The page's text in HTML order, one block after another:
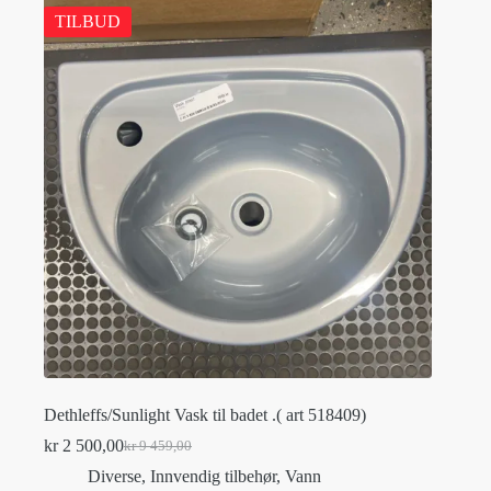
TILBUD
Dethleffs/Sunlight Vask til badet .( art 518409)
kr9 459,00
Original
price
kr2 500,00Current
price
Diverse, Innvendig tilbehør, Vann